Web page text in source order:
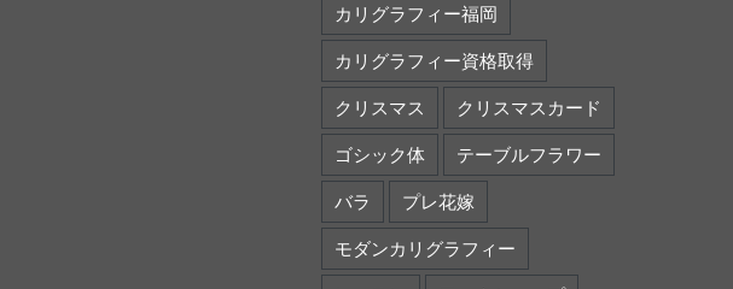
カリグラフィー福岡
カリグラフィー資格取得
クリスマス クリスマスカード
ゴシック体 テーブルフラワー
バラ プレ花嫁
モダンカリグラフィー